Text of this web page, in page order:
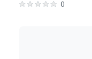
0